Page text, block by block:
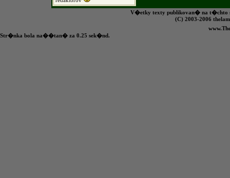
V�etky texty publikovan� na t�chto
(C) 2003-2006
Str�nka bola na��tan� za 0.25 sek�nd.